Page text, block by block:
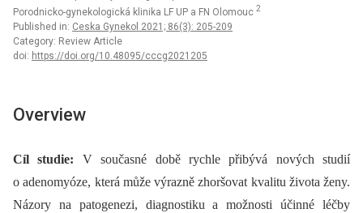
Porodnicko-gynekologická klinika LF UP a FN Olomouc 2
Published in: Ceska Gynekol 2021; 86(3): 205-209
Category: Review Article
doi: https://doi.org/10.48095/cccg2021205
Overview
Cíl studie: V současné době rychle přibývá nových studií
o adenomyóze, která může výrazně zhoršovat kvalitu života ženy.
Názory na patogenezi, dia­gnostiku a možnosti účinné léčby